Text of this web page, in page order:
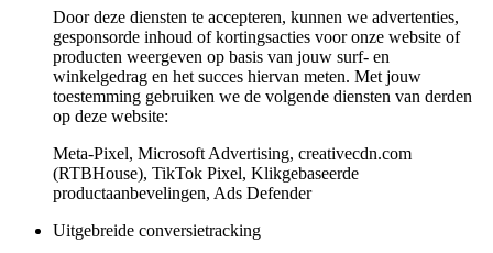
Door deze diensten te accepteren, kunnen we advertenties,
gesponsorde inhoud of kortingsacties voor onze website of
producten weergeven op basis van jouw surf- en
winkelgedrag en het succes hiervan meten. Met jouw
toestemming gebruiken we de volgende diensten van derden
op deze website:
Meta-Pixel, Microsoft Advertising, creativecdn.com
(RTBHouse), TikTok Pixel, Klikgebaseerde
productaanbevelingen, Ads Defender
Uitgebreide conversietracking